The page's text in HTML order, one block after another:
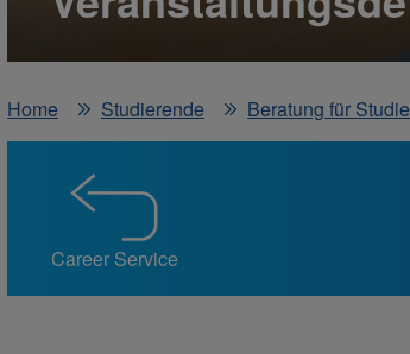
Home
Studierende Beratung für
Career Service